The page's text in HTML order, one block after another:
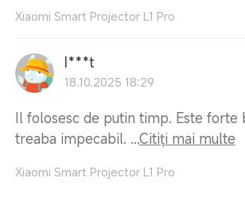
Xiaomi Smart Projector L1 Pro
I***t
18.10.2025 18:29
Il folosesc de putin timp. Este forte
treaba impecabil. ...Citiți mai multe
Xiaomi Smart Projector L1 Pro